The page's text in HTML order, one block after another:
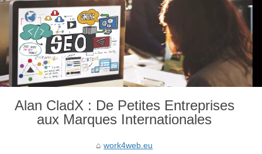
Alan CladX : De Petites Entreprises
aux Marques Internationales
work4web.eu